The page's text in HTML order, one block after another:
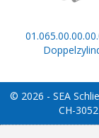
© 2026 - SEA
CH-